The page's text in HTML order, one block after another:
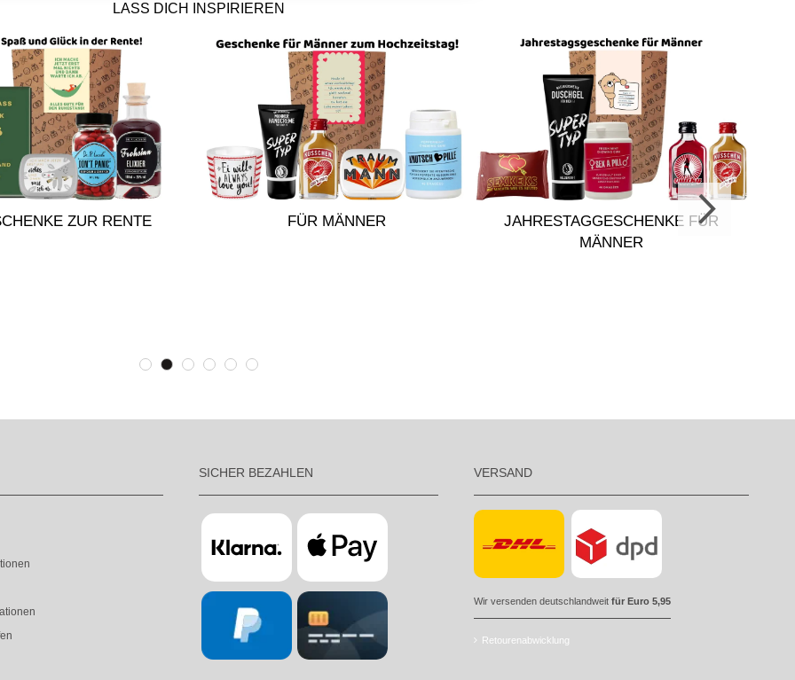
LASS DICH INSPIRIEREN
ZUR RENTE FÜR MÄNNER
JAHRESTAGGESCHENKE FÜR
MÄNNER
SICHER BEZAHLEN VERSAND
Wir versenden deutschlandweit für Euro 5,95
Retourenabwicklung